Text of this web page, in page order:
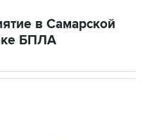
в Самарской
БПЛА